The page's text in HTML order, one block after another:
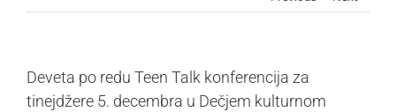
Deveta po redu Teen Talk konferencija za
tinejdžere 5. decembra u Dečjem kulturnom